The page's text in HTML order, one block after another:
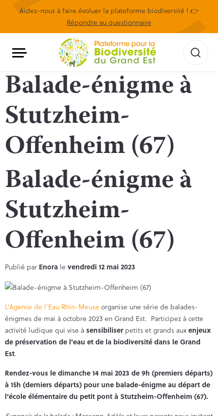
Aidez-nous à faire évoluer la plateforme biodiversité ! 👉
Répondre au questionnaire
Balade-énigme à
Stutzheim-
Offenheim (67)
Balade-énigme à
Stutzheim-
Offenheim (67)
Publié par Enora le vendredi 12 mai 2023
L’Agence de l’Eau Rhin-Meuse organise une série de balades-
énigmes de mai à octobre 2023 en Grand Est. Participez à cette
activité ludique qui vise àsensibiliserpetits et grands auxenjeux
de préservation de l’eau et de la biodiversité dans le Grand
Est.
Rendez-vous le dimanche 14 mai 2023 de 9h (premiers départs)
à 15h (derniers départs) pour une balade-énigme au départ de
l’école élémentaire du petit pont à Stutzheim-Offenheim (67).